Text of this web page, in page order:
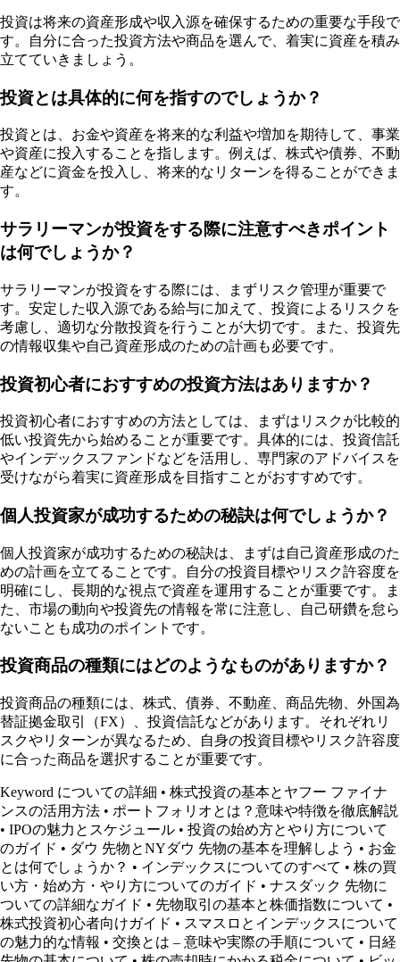
投資は将来の資産形成や収入源を確保するための重要な手段で
す。自分に合った投資方法や商品を選んで、着実に資産を積み
立てていきましょう。
投資とは具体的に何を指すのでしょうか？
投資とは、お金や資産を将来的な利益や増加を期待して、事業
や資産に投入することを指します。例えば、株式や債券、不動
産などに資金を投入し、将来的なリターンを得ることができま
す。
サラリーマンが投資をする際に注意すべきポイント
は何でしょうか？
サラリーマンが投資をする際には、まずリスク管理が重要で
す。安定した収入源である給与に加えて、投資によるリスクを
考慮し、適切な分散投資を行うことが大切です。また、投資先
の情報収集や自己資産形成のための計画も必要です。
投資初心者におすすめの投資方法はありますか？
投資初心者におすすめの方法としては、まずはリスクが比較的
低い投資先から始めることが重要です。具体的には、投資信託
やインデックスファンドなどを活用し、専門家のアドバイスを
受けながら着実に資産形成を目指すことがおすすめです。
個人投資家が成功するための秘訣は何でしょうか？
個人投資家が成功するための秘訣は、まずは自己資産形成のた
めの計画を立てることです。自分の投資目標やリスク許容度を
明確にし、長期的な視点で資産を運用することが重要です。ま
た、市場の動向や投資先の情報を常に注意し、自己研鑽を怠ら
ないことも成功のポイントです。
投資商品の種類にはどのようなものがありますか？
投資商品の種類には、株式、債券、不動産、商品先物、外国為
替証拠金取引（FX）、投資信託などがあります。それぞれリ
スクやリターンが異なるため、自身の投資目標やリスク許容度
に合った商品を選択することが重要です。
Keyword についての詳細 • 株式投資の基本とヤフー ファイナ
ンスの活用方法 • ポートフォリオとは？意味や特徴を徹底解説
• IPOの魅力とスケジュール • 投資の始め方とやり方について
のガイド • ダウ 先物とNYダウ 先物の基本を理解しよう • お金
とは何でしょうか？ • インデックスについてのすべて • 株の買
い方・始め方・やり方についてのガイド • ナスダック 先物に
ついての詳細なガイド • 先物取引の基本と株価指数について •
株式投資初心者向けガイド • スマスロとインデックスについて
の魅力的な情報 • 交換とは – 意味や実際の手順について • 日経